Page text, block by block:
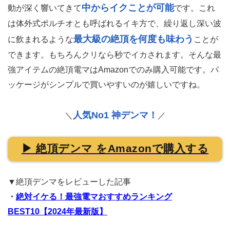
動が深く響いてきて中からイクことが可能です。これ
は体外式ポルチオとも呼ばれるイキ方で、繰り返し深い波
に飲まれるような最大級の絶頂を何度も味わう ことが
できます。もちろんクリなら秒でイカされます。そんな最
強アイテムの絶頂電マはAmazonでのみ購入可能です。パ
ッケージがシンプルで買いやすいのが嬉しいですね。
＼ 人気No1 神デンマ！ ／
▶ 絶頂デンマ をAmazonで購入する
▼絶頂デンマをレビューした記事
・ 絶対イケる！最強電マおすすめランキング
BEST10【2024年最新版】